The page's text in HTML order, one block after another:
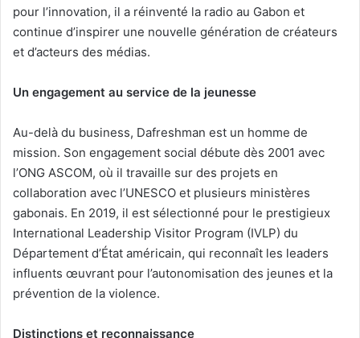
pour l’innovation, il a réinventé la radio au Gabon et
continue d’inspirer une nouvelle génération de créateurs
et d’acteurs des médias.
Un engagement au service de la jeunesse
Au-delà du business, Dafreshman est un homme de
mission. Son engagement social débute dès 2001 avec
l’ONG ASCOM, où il travaille sur des projets en
collaboration avec l’UNESCO et plusieurs ministères
gabonais. En 2019, il est sélectionné pour le prestigieux
International Leadership Visitor Program (IVLP) du
Département d’État américain, qui reconnaît les leaders
influents œuvrant pour l’autonomisation des jeunes et la
prévention de la violence.
Distinctions et reconnaissance